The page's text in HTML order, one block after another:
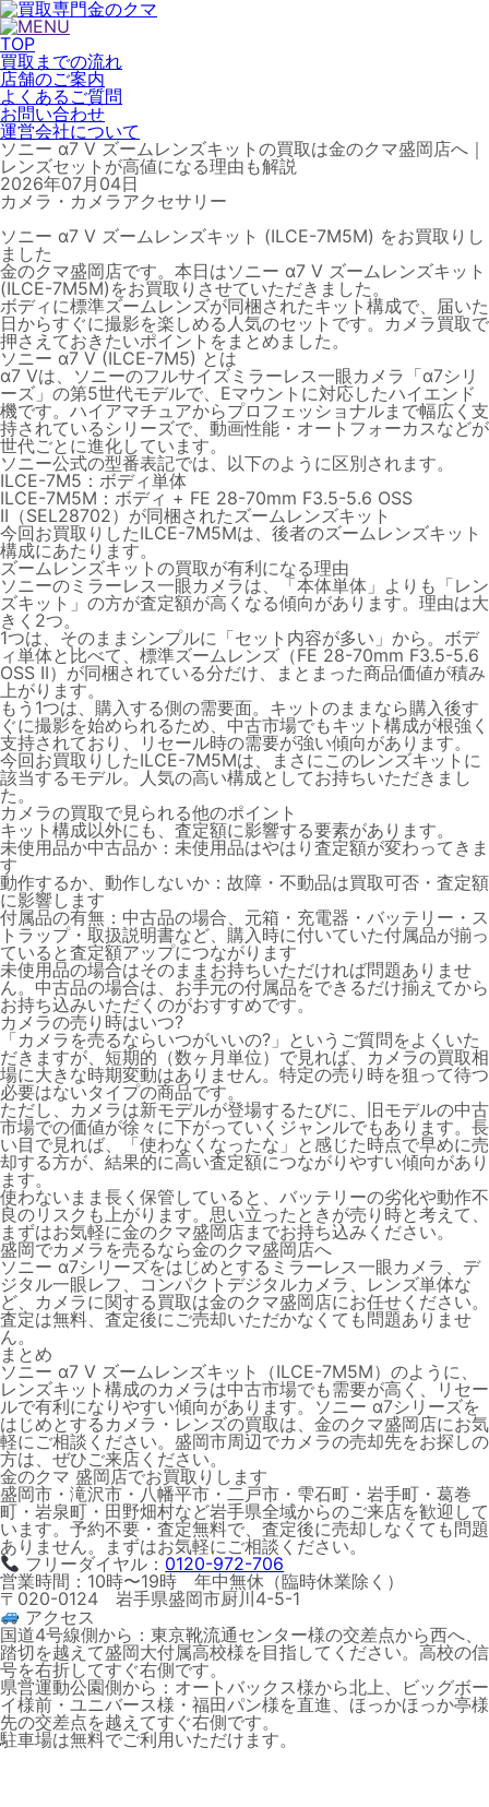
TOP
買取までの流れ
店舗のご案内
よくあるご質問
お問い合わせ
運営会社について
ソニー α7 V ズームレンズキットの買取は金のクマ盛岡店へ｜
レンズセットが高値になる理由も解説
2026年07月04日
カメラ・カメラアクセサリー
ソニー α7 V ズームレンズキット (ILCE-7M5M) をお買取りし
ました
金のクマ盛岡店です。本日はソニー α7 V ズームレンズキット
(ILCE-7M5M) をお買取りさせていただきました。
ボディに標準ズームレンズが同梱されたキット構成で、届いた
日からすぐに撮影を楽しめる人気のセットです。カメラ買取で
押さえておきたいポイントをまとめました。
ソニー α7 V (ILCE-7M5) とは
α7 Vは、ソニーのフルサイズミラーレス一眼カメラ「α7シリ
ーズ」の第5世代モデルで、Eマウントに対応したハイエンド
機です。ハイアマチュアからプロフェッショナルまで幅広く支
持されているシリーズで、動画性能・オートフォーカスなどが
世代ごとに進化しています。
ソニー公式の型番表記では、以下のように区別されます。
ILCE-7M5 ：ボディ単体
ILCE-7M5M ：ボディ + FE 28-70mm F3.5-5.6 OSS
II（SEL28702） が同梱されたズームレンズキット
今回お買取りしたILCE-7M5Mは、後者のズームレンズキット
構成にあたります。
ズームレンズキットの買取が有利になる理由
ソニーのミラーレス一眼カメラは、
「本体単体」よりも「レン
ズキット」の方が査定額が高くなる傾向があります。理由は大
きく2つ。
1つは、そのままシンプルに「セット内容が多い」から。 ボデ
ィ単体と比べて、標準ズームレンズ（FE 28-70mm F3.5-5.6
OSS II）が同梱されている分だけ、まとまった商品価値が積み
上がります。
もう1つは、購入する側の需要面。 キットのままなら購入後す
ぐに撮影を始められるため、中古市場でもキット構成が根強く
支持されており、リセール時の需要が強い傾向があります。
今回お買取りしたILCE-7M5Mは、まさにこのレンズキット に
該当するモデル。人気の高い構成としてお持ちいただきまし
た。
カメラの買取で見られる他のポイント
キット構成以外にも、査定額に影響する要素があります。
未使用品か中古品か ：未使用品はやはり査定額が変わってきま
す
動作するか、動作しないか ：故障・不動品は買取可否・査定額
に影響します
付属品の有無 ：中古品の場合、元箱・充電器・バッテリー・ス
トラップ・取扱説明書など、購入時に付いていた付属品が揃っ
ていると査定額アップにつながります
未使用品の場合はそのままお持ちいただければ問題ありませ
ん。中古品の場合は、お手元の付属品をできるだけ揃えてから
お持ち込みいただくのがおすすめです。
カメラの売り時はいつ?
「カメラを売るならいつがいいの?」というご質問をよくいた
だきますが、 短期的（数ヶ月単位）で見れば、カメラの買取相
場に大きな時期変動はありません。特定の売り時を狙って待つ
必要はないタイプの商品です。
ただし、 カメラは新モデルが登場するたびに、旧モデルの中古
市場での価値が徐々に下がっていくジャンルでもあります。長
い目で見れば、「使わなくなったな」と感じた時点で早めに売
却する方が、結果的に高い査定額につながりやすい傾向があり
ます。
使わないまま長く保管していると、バッテリーの劣化や動作不
良のリスクも上がります。 思い立ったときが売り時と考えて、
まずはお気軽に金のクマ盛岡店までお持ち込みください。
盛岡でカメラを売るなら金のクマ盛岡店へ
ソニー α7シリーズをはじめとするミラーレス一眼カメラ、デ
ジタル一眼レフ、コンパクトデジタルカメラ、レンズ単体な
ど、カメラに関する買取は金のクマ盛岡店にお任せください。
査定は無料、査定後にご売却いただかなくても問題ありませ
ん。
まとめ
ソニー α7 V ズームレンズキット（ILCE-7M5M）のように、
レンズキット構成のカメラは中古市場でも需要が高く、リセー
ルで有利になりやすい傾向があります。ソニー α7シリーズを
はじめとするカメラ・レンズの買取は、金のクマ盛岡店にお気
軽にご相談ください。盛岡市周辺でカメラの売却先をお探しの
方は、ぜひご来店ください。
金のクマ 盛岡店でお買取りします
盛岡市・滝沢市・八幡平市・二戸市・雫石町・岩手町・葛巻
町・岩泉町・田野畑村など岩手県全域からのご来店を歓迎して
います。予約不要・査定無料で、査定後に売却しなくても問題
ありません。まずはお気軽にご相談ください。
フリーダイヤル： 0120-972-706
営業時間：10時〜19時 年中無休（臨時休業除く）
〒020-0124 岩手県盛岡市厨川4-5-1
アクセス
国道4号線側から： 東京靴流通センター様の交差点から西へ、
踏切を越えて盛岡大付属高校様を目指してください。高校の信
号を右折してすぐ右側です。
県営運動公園側から： オートバックス様から北上、ビッグボー
イ様前・ユニバース様・福田パン様を直進、ほっかほっか亭様
先の交差点を越えてすぐ右側です。
駐車場は無料でご利用いただけます。